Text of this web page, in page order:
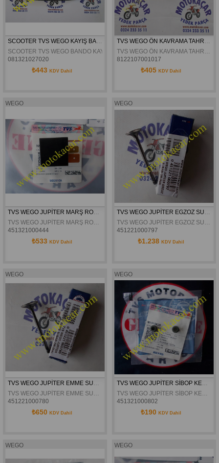
SCOOTER TVS WEGO KAYIŞ BANDO
SCOOTER TVS WEGO BANDO KAYIŞ
081321027020
₺443 KDV Dahil
8122107001017
₺405 KDV Dahil
WEGO
TVS WEGO JUPİTER MARŞ ROLESİ ORJİNAL
TVS WEGO JUPİTER MARŞ ROLESİ ORJİNAL
451321000444
₺533 KDV Dahil
WEGO
451221000797
₺1.238 KDV Dahil
WEGO
451221000780
₺650 KDV Dahil
WEGO
451321000802
₺190 KDV Dahil
WEGO WEGO